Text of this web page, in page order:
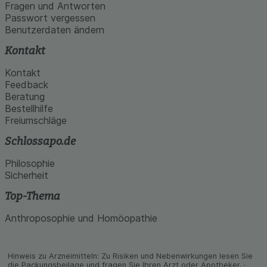
Werbung auf Drittseiten möglichst relevant für Sie
zu gestalten. Bitte beachten Sie, dass Daten
hierfür teilweise an Dritte wie z.B. Google oder
soziale Medien übertragen werden.
Fragen und Antworten
Passwort vergessen
Benutzerdaten ändern
Kontakt
Kontakt
Feedback
Beratung
Bestellhilfe
Freiumschläge
Schlossapo.de
Philosophie
Sicherheit
Top-Thema
Anthroposophie und Homöopathie
Hinweis zu Arzneimitteln: Zu Risiken und Neben­wirkungen lesen Sie
die Packungs­beilage und fragen Sie Ihren Arzt oder Apo­theker. ·